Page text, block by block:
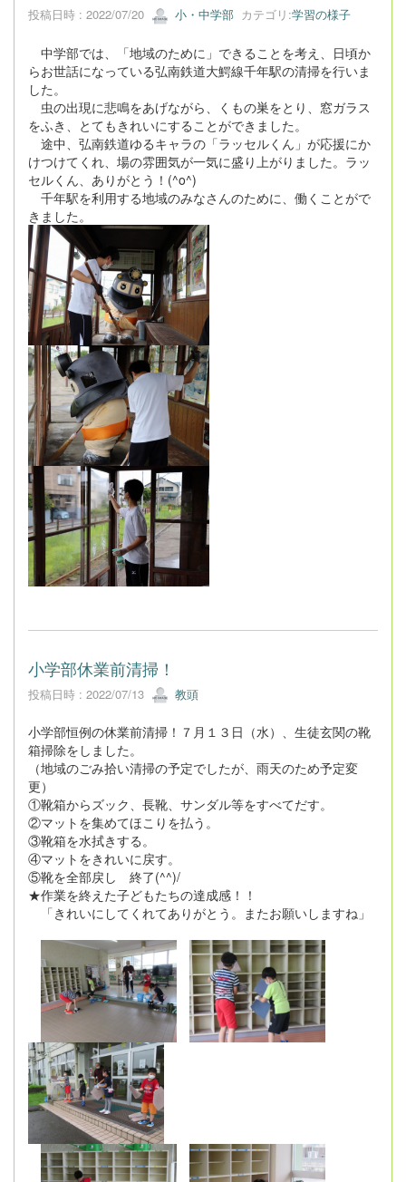
投稿日時 : 2022/07/20 小・中学部 カテゴリ:学習の様子
中学部では、「地域のために」できることを考え、日頃か
らお世話になっている弘南鉄道大鰐線千年駅の清掃を行いま
した。
虫の出現に悲鳴をあげながら、くもの巣をとり、窓ガラス
をふき、とてもきれいにすることができました。
途中、弘南鉄道ゆるキャラの「ラッセルくん」が応援にか
けつけてくれ、場の雰囲気が一気に盛り上がりました。ラッ
セルくん、ありがとう！(^o^)
千年駅を利用する地域のみなさんのために、働くことがで
きました。
小学部休業前清掃！
投稿日時 : 2022/07/13 教頭
小学部恒例の休業前清掃！７月１３日（水）、生徒玄関の靴
箱掃除をしました。
（地域のごみ拾い清掃の予定でしたが、雨天のため予定変
更）
①靴箱からズック、長靴、サンダル等をすべてだす。
②マットを集めてほこりを払う。
③靴箱を水拭きする。
④マットをきれいに戻す。
⑤靴を全部戻し 終了(^^)/
★作業を終えた子どもたちの達成感！！
「きれいにしてくれてありがとう。またお願いしますね」